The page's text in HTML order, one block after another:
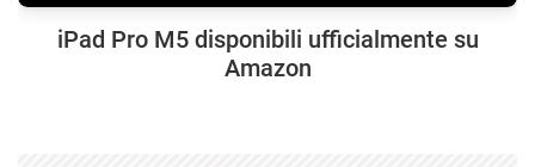
iPad Pro M5 disponibili ufficialmente su
Amazon